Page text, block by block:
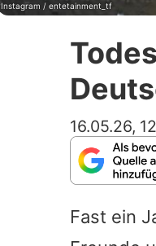
Instagram / entetainment_tf
16.05.26,
Fast ein